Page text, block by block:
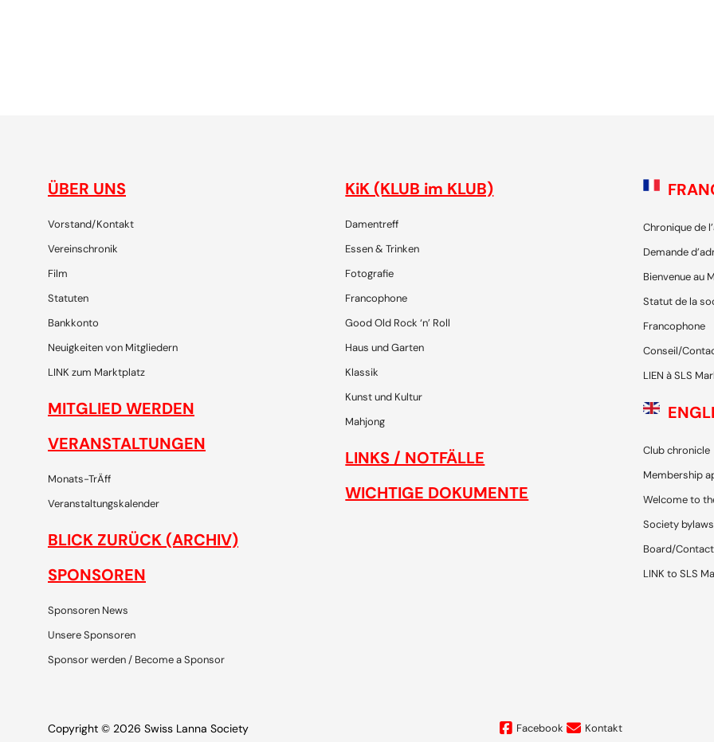
ÜBER UNS
Vorstand/Kontakt
Vereinschronik
Film
Statuten
Bankkonto
Neuigkeiten von Mitgliedern
LINK zum Marktplatz
MITGLIED WERDEN
VERANSTALTUNGEN
Monats-TrÄff
Veranstaltungskalender
BLICK ZURÜCK (ARCHIV)
SPONSOREN
Sponsoren News
Unsere Sponsoren
Sponsor werden / Become a Sponsor
KiK (KLUB im KLUB)
Damentreff
Essen & Trinken
Fotografie
Francophone
Good Old Rock ‘n’ Roll
Haus und Garten
Klassik
Kunst und Kultur
Mahjong
LINKS / NOTFÄLLE
WICHTIGE DOKUMENTE
Chronique de
Demande
Bienvenue au
Statut de la
Francophone
Conseil/
LIEN à SLS
Club chronicle
Membership
Welcome to
Society bylaws
Board/Contact
LINK to SLS
Copyright © 2026 Swiss Lanna Society Facebook Kontakt